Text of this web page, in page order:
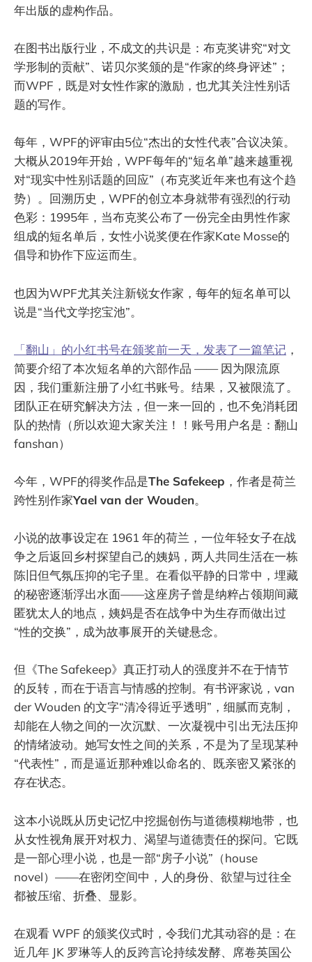
年出版的虚构作品。
在图书出版行业，不成文的共识是：布克奖讲究“对文
学形制的贡献”、诺贝尔奖颁的是“作家的终身评述”；
而WPF，既是对女性作家的激励，也尤其关注性别话
题的写作。
每年，WPF的评审由5位“杰出的女性代表”合议决策。
大概从2019年开始，WPF每年的“短名单”越来越重视
对“现实中性别话题的回应”（布克奖近年来也有这个趋
势）。回溯历史，WPF的创立本身就带有强烈的行动
色彩：1995年，当布克奖公布了一份完全由男性作家
组成的短名单后，女性小说奖便在作家Kate Mosse的
倡导和协作下应运而生。
也因为WPF尤其关注新锐女作家，每年的短名单可以
说是“当代文学挖宝池”。
「翻山」的小红书号在颁奖前一天，发表了一篇笔记 ，
简要介绍了本次短名单的六部作品 —— 因为限流原
因，我们重新注册了小红书账号。结果，又被限流了。
团队正在研究解决方法，但一来一回的，也不免消耗团
队的热情（所以欢迎大家关注！！账号用户名是：翻山
fanshan）
今年，WPF的得奖作品是The Safekeep ，作者是荷兰
跨性别作家Yael van der Wouden。
小说的故事设定在 1961 年的荷兰，一位年轻女子在战
争之后返回乡村探望自己的姨妈，两人共同生活在一栋
陈旧但气氛压抑的宅子里。在看似平静的日常中，埋藏
的秘密逐渐浮出水面——这座房子曾是纳粹占领期间藏
匿犹太人的地点，姨妈是否在战争中为生存而做出过
“性的交换”，成为故事展开的关键悬念。
但《The Safekeep》真正打动人的强度并不在于情节
的反转，而在于语言与情感的控制。有书评家说，van
der Wouden 的文字“清冷得近乎透明”，细腻而克制，
却能在人物之间的一次沉默、一次凝视中引出无法压抑
的情绪波动。她写女性之间的关系，不是为了呈现某种
“代表性”，而是逼近那种难以命名的、既亲密又紧张的
存在状态。
这本小说既从历史记忆中挖掘创伤与道德模糊地带，也
从女性视角展开对权力、渴望与道德责任的探问。它既
是一部心理小说，也是一部“房子小说”（house
novel）——在密闭空间中，人的身份、欲望与过往全
都被压缩、折叠、显影。
在观看 WPF 的颁奖仪式时，令我们尤其动容的是：在
近几年 JK 罗琳等人的反跨言论持续发酵、席卷英国公